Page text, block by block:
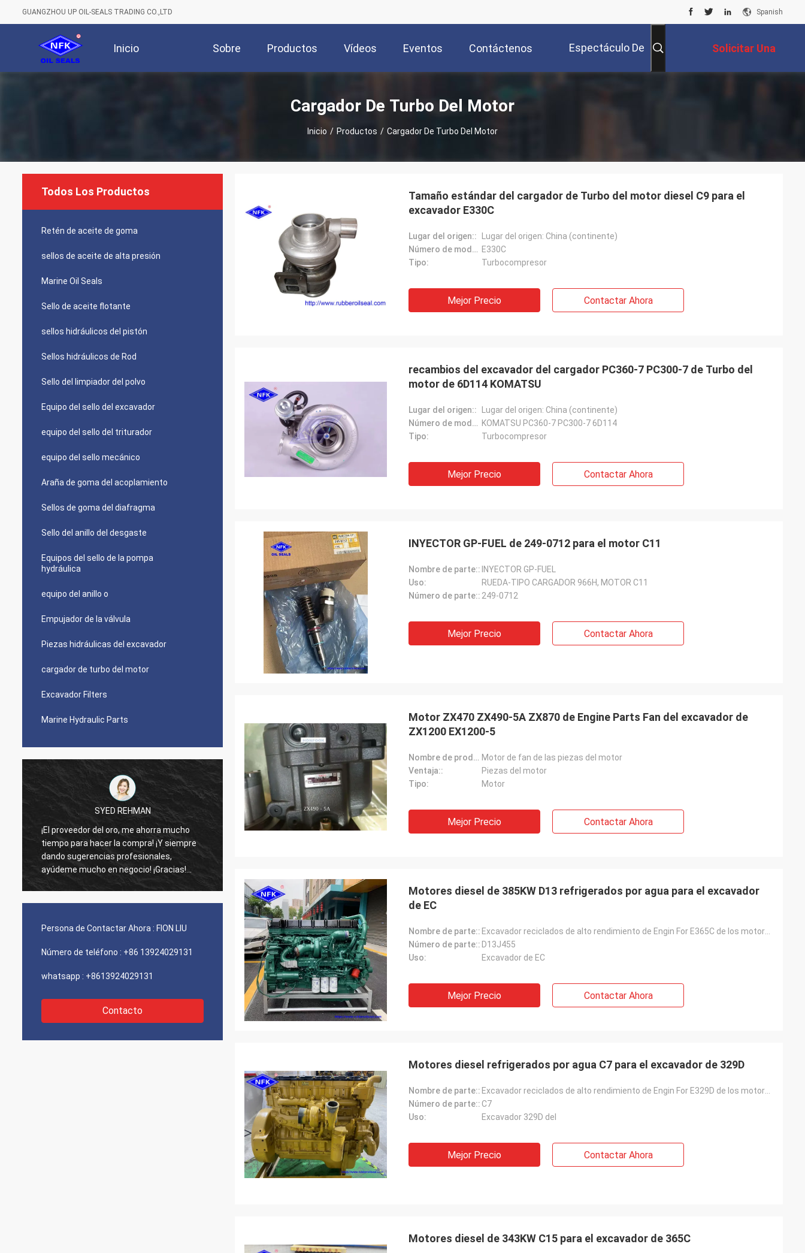
GUANGZHOU UP OIL-SEALS TRADING CO.,LTD Spanish
Inicio Sobre Productos Vídeos Eventos Contáctenos Espectáculo De Solicitar Una
Cotización
Cargador De Turbo Del Motor
Inicio / Productos / Cargador De Turbo Del Motor
Todos Los Productos
Retén de aceite de goma
sellos de aceite de alta presión
Marine Oil Seals
Sello de aceite flotante
sellos hidráulicos del pistón
Sellos hidráulicos de Rod
Sello del limpiador del polvo
Equipo del sello del excavador
equipo del sello del triturador
equipo del sello mecánico
Araña de goma del acoplamiento
Sellos de goma del diafragma
Sello del anillo del desgaste
Equipos del sello de la pompa
hydráulica
equipo del anillo o
Empujador de la válvula
Piezas hidráulicas del excavador
cargador de turbo del motor
Excavador Filters
Marine Hydraulic Parts
SYED REHMAN
¡El proveedor del oro, me ahorra mucho
tiempo para hacer la compra! ¡Y siempre
dando sugerencias profesionales,
ayúdeme mucho en negocio! ¡Gracias!
Todo en el mejor orden, las mercancías de
contacto con a su compañía para
Mutakilwa Wilson África
Los viejos clientes, cosas todavía están
¡Envío rápido y servic muy bueno
recomiendo merezco 5 estrellas!
Carlo
El buen proveedor, y siempre el donante
Persona de Contactar Ahora : FION LIU
Número de teléfono : +86 13924029131
whatsapp : +8613924029131
Contacto
Tamaño estándar del cargador de Turbo del motor diesel C9 para el
excavador E330C
Lugar del origen::
Lugar del origen: China (continente)
Número de modelo: E330C
Tipo:
Turbocompresor
Mejor Precio Contactar Ahora
recambios del excavador del cargador PC360-7 PC300-7 de Turbo del
motor de 6D114 KOMATSU
Lugar del origen::
Lugar del origen: China (continente)
Número de modelo: KOMATSU PC360-7 PC300-7 6D114
Tipo:
Turbocompresor
Mejor Precio Contactar Ahora
INYECTOR GP-FUEL de 249-0712 para el motor C11
Nombre de parte:: INYECTOR GP-FUEL
Uso:
RUEDA-TIPO CARGADOR 966H, MOTOR C11
Número de parte:: 249-0712
Mejor Precio Contactar Ahora
Motor ZX470 ZX490-5A ZX870 de Engine Parts Fan del excavador de
ZX1200 EX1200-5
Nombre de producto:: Motor de fan de las piezas del motor
Ventaja::
Piezas del motor
Tipo:
Motor
Mejor Precio Contactar Ahora
Motores diesel de 385KW D13 refrigerados por agua para el excavador
de EC
Nombre de parte::
Número de parte:: D13J455
Uso:
Excavador de EC
Mejor Precio Contactar Ahora
Motores diesel refrigerados por agua C7 para el excavador de 329D
Nombre de parte::
Número de parte:: C7
Uso:
Excavador 329D del
Mejor Precio Contactar Ahora
Motores diesel de 343KW C15 para el excavador de 365C